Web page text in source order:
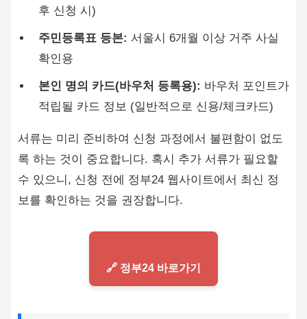
후 신청 시)
주민등록표 등본: 서울시 6개월 이상 거주 사실
확인용
본인 명의 카드(바우처 등록용): 바우처 포인트가
적립될 카드 정보 (일반적으로 신용/체크카드)
서류는 미리 준비하여 신청 과정에서 불편함이 없도
록 하는 것이 중요합니다. 혹시 추가 서류가 필요할
수 있으니, 신청 전에 정부24 웹사이트에서 최신 정
보를 확인하는 것을 권장합니다.
🔗 정부24 바로가기